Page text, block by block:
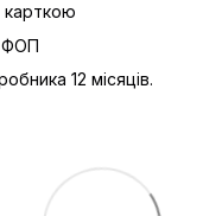
ФОП
12 місяців.